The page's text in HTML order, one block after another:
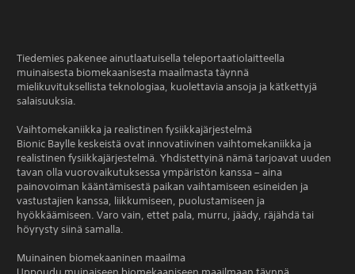
Tiedemies pakenee ainutlaatuisella teleportaatiolaitteella
muinaisesta biomekaanisesta maailmasta täynnä
mielikuvituksellista teknologiaa, kuolettavia ansoja ja kätkettyjä
salaisuuksia.
Vaihtomekaniikka ja realistinen fysiikkajärjestelmä
Bionic Baylle keskeistä ovat innovatiivinen vaihtomekaniikka ja
realistinen fysiikkajärjestelmä. Yhdistettyinä nämä tarjoavat uuden
tavan olla vuorovaikutuksessa ympäristön kanssa – aina
painovoiman kääntämisestä paikan vaihtamiseen esineiden ja
vastustajien kanssa, liikkumiseen, puolustamiseen ja
hyökkäämiseen. Varo vain, ettet pala, murru, jäädy, räjähdä tai
höyrysty siinä samalla.
Muinainen biomekaaninen maailma